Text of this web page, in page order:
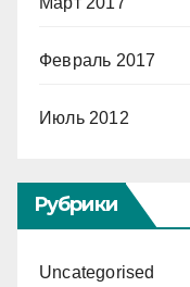
Февраль 2017
Июль 2012
Рубрики
Uncategorised